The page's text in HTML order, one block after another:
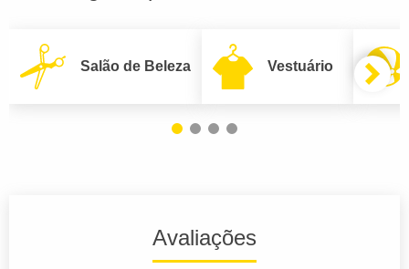
Salão de Beleza Vestuário
Avaliações